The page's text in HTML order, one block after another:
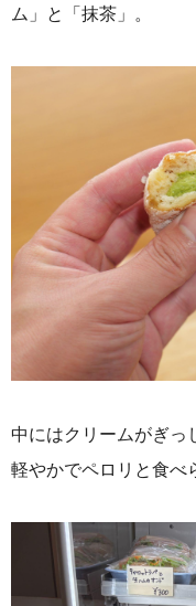
ム」と「抹茶」。
中にはクリームがぎっ
軽やかでペロリと食べ